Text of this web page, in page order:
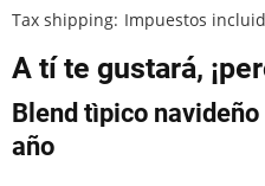
Tax shipping Impuestos
A tí te gustará,
Blend tìpico
año